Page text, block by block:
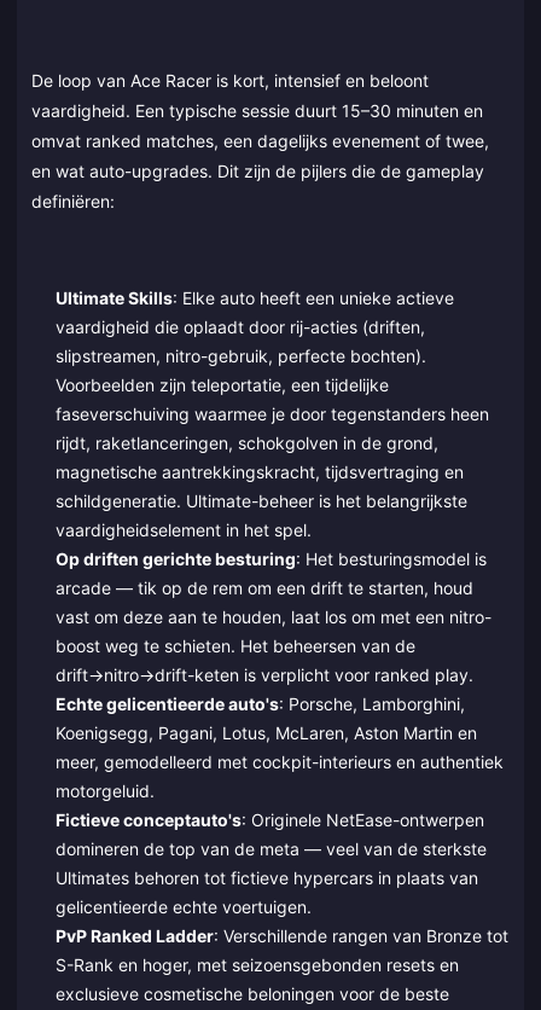
De loop van Ace Racer is kort, intensief en beloont
vaardigheid. Een typische sessie duurt 15–30 minuten en
omvat ranked matches, een dagelijks evenement of twee,
en wat auto-upgrades. Dit zijn de pijlers die de gameplay
definiëren:
Ultimate Skills: Elke auto heeft een unieke actieve
vaardigheid die oplaadt door rij-acties (driften,
slipstreamen, nitro-gebruik, perfecte bochten).
Voorbeelden zijn teleportatie, een tijdelijke
faseverschuiving waarmee je door tegenstanders heen
rijdt, raketlanceringen, schokgolven in de grond,
magnetische aantrekkingskracht, tijdsvertraging en
schildgeneratie. Ultimate-beheer is het belangrijkste
vaardigheidselement in het spel.
Op driften gerichte besturing: Het besturingsmodel is
arcade — tik op de rem om een drift te starten, houd
vast om deze aan te houden, laat los om met een nitro-
boost weg te schieten. Het beheersen van de
drift→nitro→drift-keten is verplicht voor ranked play.
Echte gelicentieerde auto's: Porsche, Lamborghini,
Koenigsegg, Pagani, Lotus, McLaren, Aston Martin en
meer, gemodelleerd met cockpit-interieurs en authentiek
motorgeluid.
Fictieve conceptauto's: Originele NetEase-ontwerpen
domineren de top van de meta — veel van de sterkste
Ultimates behoren tot fictieve hypercars in plaats van
gelicentieerde echte voertuigen.
PvP Ranked Ladder: Verschillende rangen van Bronze tot
S-Rank en hoger, met seizoensgebonden resets en
exclusieve cosmetische beloningen voor de beste